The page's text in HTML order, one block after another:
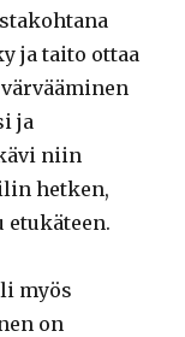
ja taito ottaa
ja
niin
hetken,
myös
on